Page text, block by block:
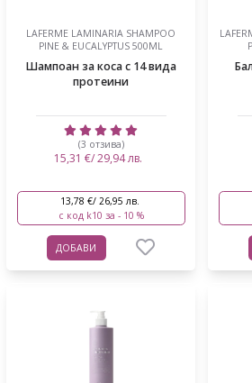
LAFERME LAMINARIA SHAMPOO
PINE & EUCALYPTUS 500ML
Шампоан за коса с 14 вида
протеини
(3 отзива)
15,31 €/ 29,94 лв.
13,78 €/ 26,95 лв.
с код k10 за - 10 %
ДОБАВИ